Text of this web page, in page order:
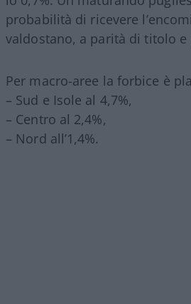
probabilità di ricevere
valdostano, a parità di titolo
Per macro-aree la forbice è
– Sud e Isole al 4,7%,
– Centro al 2,4%,
– Nord all’1,4%.